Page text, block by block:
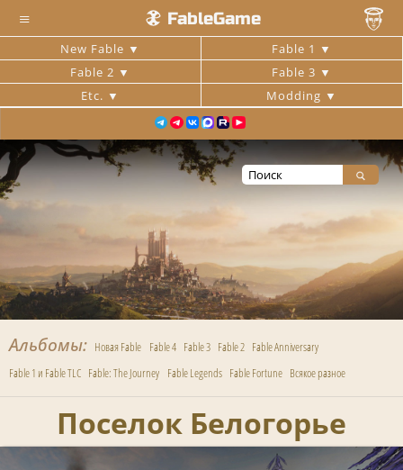
≡ FableGame
New Fable
Fable 1
Fable 2
Fable 3
Etc.
Modding
Альбомы Новая Fable Fable 4 Fable 3 Fable 2 Fable Anniversary
Fable 1 и Fable TLC Fable: The Journey Fable Legends Fable Fortune Всякое разное
Поселок Белогорье